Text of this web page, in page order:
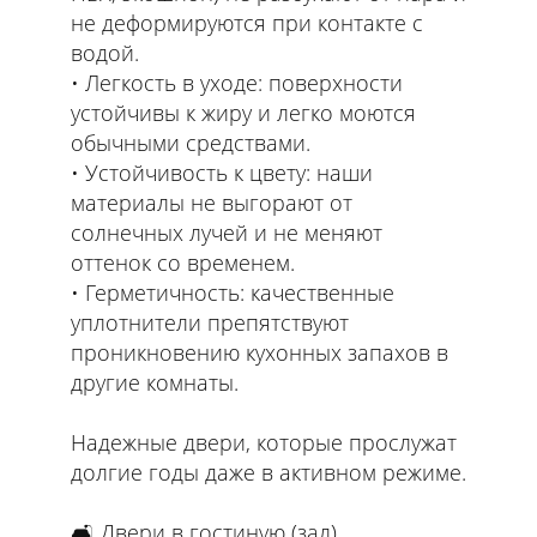
не деформируются при контакте с
водой.
• Легкость в уходе: поверхности
устойчивы к жиру и легко моются
обычными средствами.
• Устойчивость к цвету: наши
материалы не выгорают от
солнечных лучей и не меняют
оттенок со временем.
• Герметичность: качественные
уплотнители препятствуют
проникновению кухонных запахов в
другие комнаты.
Надежные двери, которые прослужат
долгие годы даже в активном режиме.